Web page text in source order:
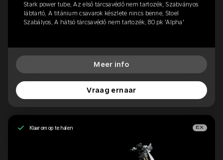
Stark power tube, Az első tárcsavédő nem tartozék, Szabványos
lábtartó, A titánium csavarok készlete nincs benne, Stoel
Szabályos, A hátsó tárcsavédő nem tartozék, 80 pk 'Alpha'
Meer info
Vraag ernaar
Klaar om op te halen EX